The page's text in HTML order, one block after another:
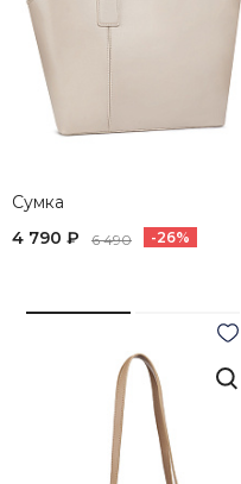
Сумка
4 790 ₽
6 490 -26%